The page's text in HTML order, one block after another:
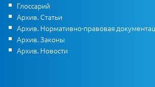
Глоссарий
Архив. Статьи
Архив. Нормативно-правовая
Архив. Законы
Архив. Новости